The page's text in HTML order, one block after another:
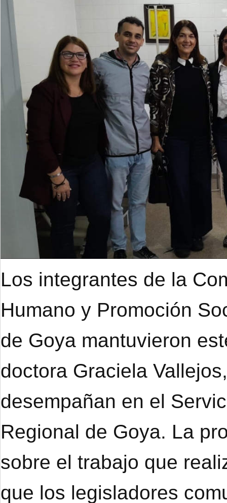
Los integrantes de la
Humano y Promoción
de Goya mantuvieron
doctora Graciela
desempañan en el
Regional de Goya. La
sobre el trabajo que
que los legisladores